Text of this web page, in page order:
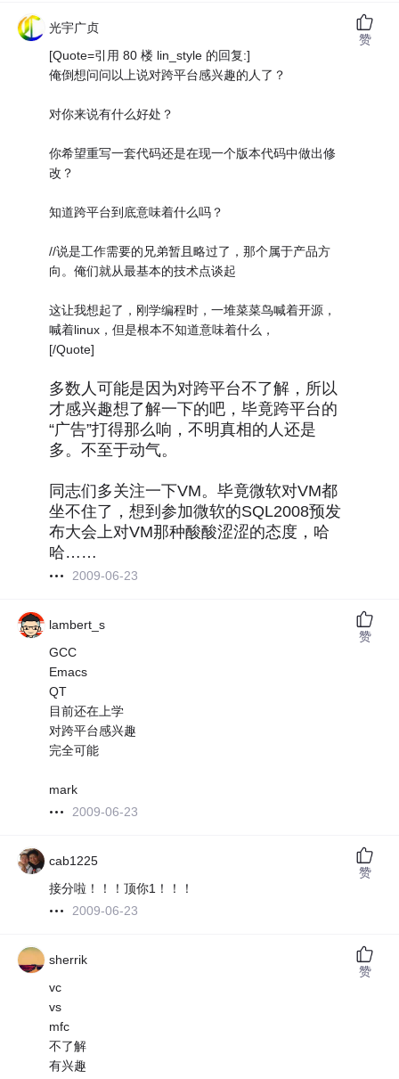
光宇广贞
[Quote=引用 80 楼 lin_style 的回复:]
俺倒想问问以上说对跨平台感兴趣的人了？
对你来说有什么好处？
你希望重写一套代码还是在现一个版本代码中做出修
改？
知道跨平台到底意味着什么吗？
//说是工作需要的兄弟暂且略过了，那个属于产品方
向。俺们就从最基本的技术点谈起
这让我想起了，刚学编程时，一堆菜菜鸟喊着开源，
喊着linux，但是根本不知道意味着什么，
[/Quote]
多数人可能是因为对跨平台不了解，所以
才感兴趣想了解一下的吧，毕竟跨平台的
“广告”打得那么响，不明真相的人还是
多。不至于动气。
同志们多关注一下VM。毕竟微软对VM都
坐不住了，想到参加微软的SQL2008预发
布大会上对VM那种酸酸涩涩的态度，哈
哈……
2009-06-23
赞
lambert_s
GCC
Emacs
QT
目前还在上学
对跨平台感兴趣
完全可能
mark
2009-06-23
赞
cab1225
接分啦！！！顶你1！！！
2009-06-23
赞
sherrik
vc
vs
mfc
不了解
有兴趣
赞